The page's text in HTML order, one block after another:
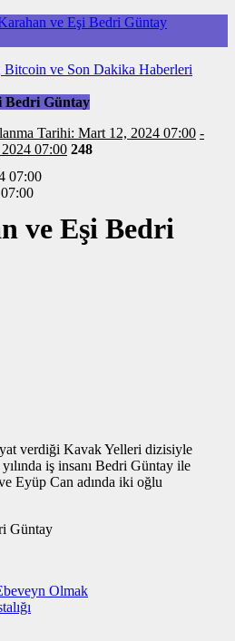
ve Eşi Bedri Güntay
Bitcoin ve Son Dakika Haberleri
Bedri Güntay
Tarihi: Mart 12, 2024 07:00 -
07:00 248
07:00
ve Eşi Bedri
verdiği Kavak Yelleri dizisiyle
iş insanı Bedri Güntay ile
Eyüp Can adında iki oğlu
Olmak